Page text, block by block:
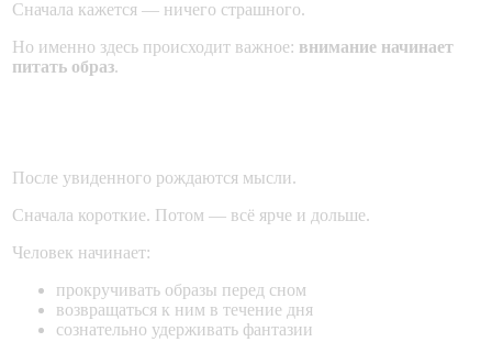
Сначала кажется — ничего страшного.
Но именно здесь происходит важное: внимание начинает
питать образ.
После увиденного рождаются мысли.
Сначала короткие. Потом — всё ярче и дольше.
Человек начинает:
прокручивать образы перед сном
возвращаться к ним в течение дня
сознательно удерживать фантазии